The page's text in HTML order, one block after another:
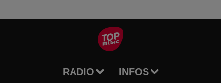
RADIO INFOS